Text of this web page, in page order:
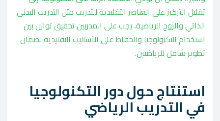
تقليل التركيز على العناصر التقليدية للتدريب مثل التدريب البدني
الذاتي والروح الرياضية. يجب على المدربين تحقيق توازن بين
استخدام التكنولوجيا والحفاظ على الأساليب التقليدية لضمان
تطوير شامل للرياضيين.
استنتاج حول دور التكنولوجيا
في التدريب الرياضي